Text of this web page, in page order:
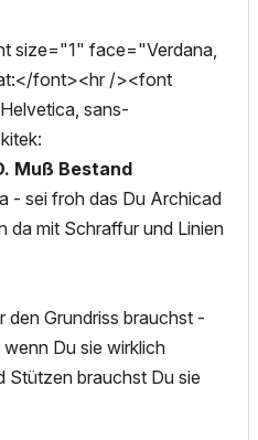
size="1" face="Verdana,
font><hr /><font
sans-
Muß Bestand
- sei froh das Du Archicad
da mit Schraffur und Linien
den Grundriss brauchst -
Du sie wirklich
Stützen brauchst Du sie